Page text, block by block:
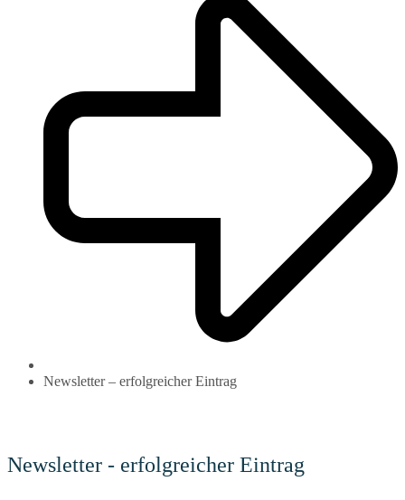
Newsletter – erfolgreicher Eintrag
Newsletter - erfolgreicher Eintrag